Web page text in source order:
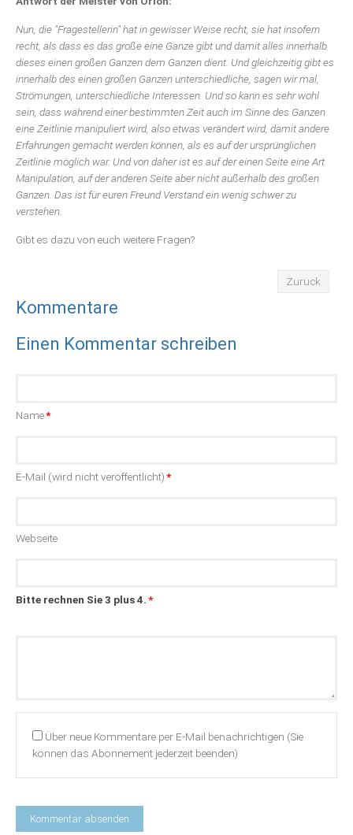
Nun, die "Fragestellerin" hat in gewisser Weise recht, sie hat insofern
recht, als dass es das große eine Ganze gibt und damit alles innerhalb
dieses einen großen Ganzen dem Ganzen dient. Und gleichzeitig gibt es
innerhalb des einen großen Ganzen unterschiedliche, sagen wir mal,
Strömungen, unterschiedliche Interessen. Und so kann es sehr wohl
sein, dass während einer bestimmten Zeit auch im Sinne des Ganzen
eine Zeitlinie manipuliert wird, also etwas verändert wird, damit andere
Erfahrungen gemacht werden können, als es auf der ursprünglichen
Zeitlinie möglich war. Und von daher ist es auf der einen Seite eine Art
Manipulation, auf der anderen Seite aber nicht außerhalb des großen
Ganzen. Das ist für euren Freund Verstand ein wenig schwer zu
verstehen.
Gibt es dazu von euch weitere Fragen?
Zurück
Kommentare
Einen Kommentar schreiben
Pflichtfeld
Name*
Pflichtfeld
E-Mail (wird nicht veröffentlicht)*
Webseite
Bitte rechnen Sie 3 plus 4.*
Kommentar
Über neue Kommentare per E-Mail benachrichtigen (Sie
können das Abonnement jederzeit beenden)